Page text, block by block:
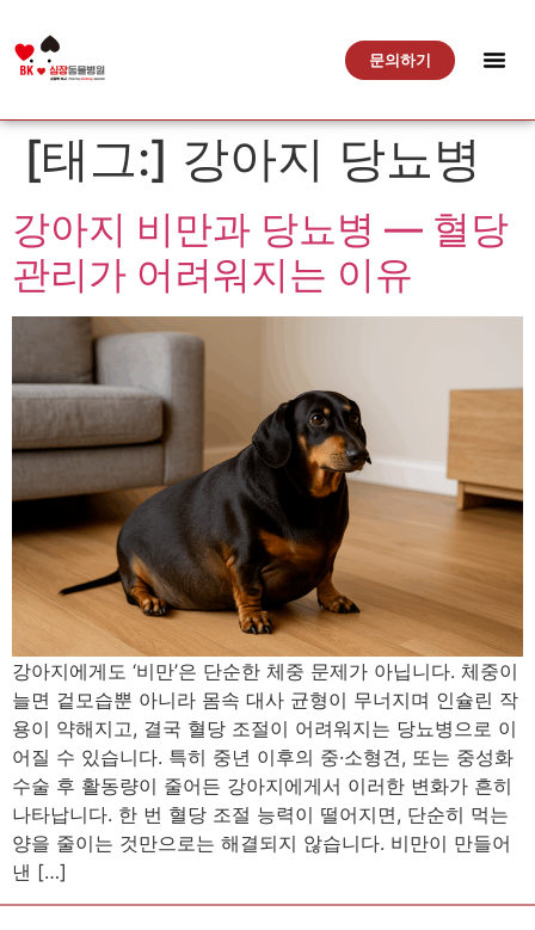
문의하기
[태그:] 강아지 당뇨병
강아지 비만과 당뇨병 — 혈당
관리가 어려워지는 이유
강아지에게도 ‘비만’은 단순한 체중 문제가 아닙니다. 체중이
늘면 겉모습뿐 아니라 몸속 대사 균형이 무너지며 인슐린 작
용이 약해지고, 결국 혈당 조절이 어려워지는 당뇨병으로 이
어질 수 있습니다. 특히 중년 이후의 중·소형견, 또는 중성화
수술 후 활동량이 줄어든 강아지에게서 이러한 변화가 흔히
나타납니다. 한 번 혈당 조절 능력이 떨어지면, 단순히 먹는
양을 줄이는 것만으로는 해결되지 않습니다. 비만이 만들어
낸 […]